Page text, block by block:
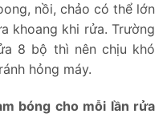
nồi, chảo có thể lớn
khoang khi rửa. Trường
8 bộ thì nên chịu khó
hỏng máy.
bóng cho mỗi lần rửa